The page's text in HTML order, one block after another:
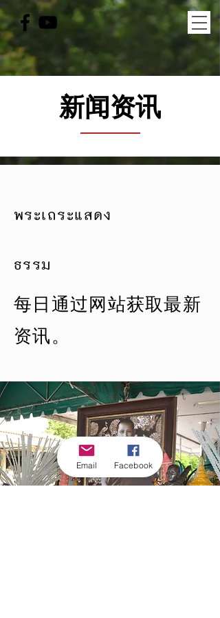
新闻资讯
พระเถระแสดง
ธรรม
每日通过网站获取最新
资讯。
Email Facebook